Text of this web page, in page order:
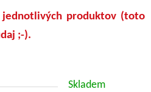
produktov (toto
;-).
Skladem